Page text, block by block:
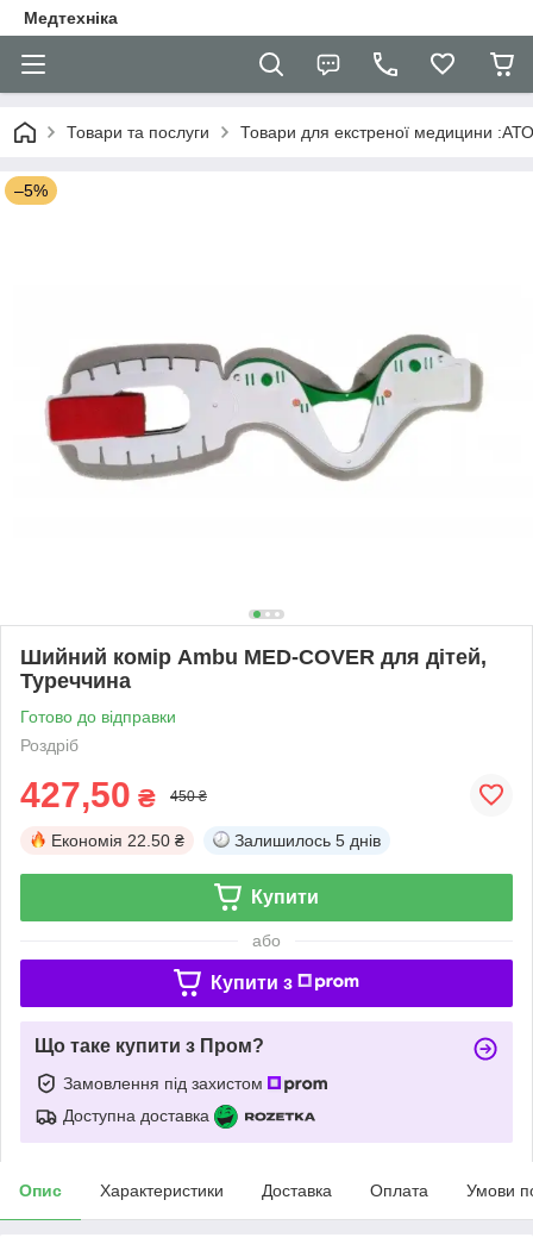
Медтехніка
Товари та послуги Товари для екстреної медицини
–5%
Шийний комір Ambu MED-COVER для дітей,
Туреччина
Готово до відправки
Роздріб
427,50 ₴ 450 ₴
Економія 22.50 ₴ Залишилось 5 днів
Купити
або
Купити з
Що таке купити з Пром?
Замовлення під захистом
Доступна доставка
Опис Характеристики Доставка Оплата Умови